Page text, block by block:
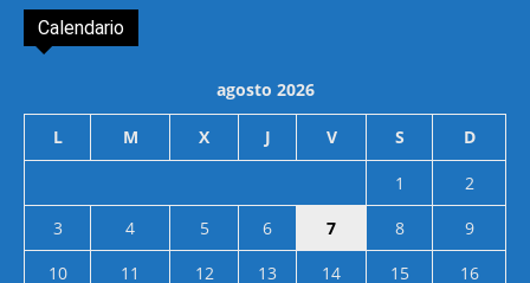
Calendario
agosto 2026
L M X J V S D
1
2
3
4 5 6 7 8
9
10
11 12 13 14 15
16